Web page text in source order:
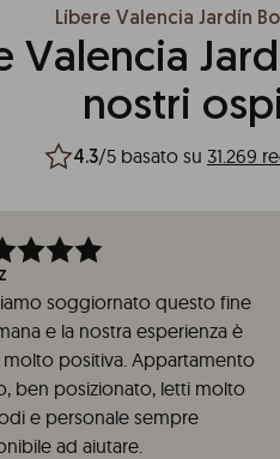
Líbere Valencia Jardín
Valencia
nostri
4.3/5 basato su 31.269
soggiornato questo fine
e la nostra esperienza è
molto positiva. Appartamento
ben posizionato, letti molto
e personale sempre
ad aiutare.